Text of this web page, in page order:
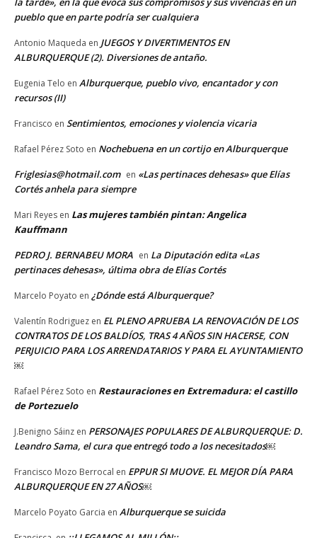
pueblo que en parte podría ser cualquiera
Antonio Maqueda en JUEGOS Y DIVERTIMENTOS EN
ALBURQUERQUE (2). Diversiones de antaño.
Eugenia Telo en Alburquerque, pueblo vivo, encantador y con
recursos (II)
Francisco en Sentimientos, emociones y violencia vicaria
Rafael Pérez Soto en Nochebuena en un cortijo en Alburquerque
Friglesias@hotmail.com en «Las pertinaces dehesas» que Elías
Cortés anhela para siempre
Mari Reyes en Las mujeres también pintan: Angelica
Kauffmann
PEDRO J. BERNABEU MORA en La Diputación edita «Las
pertinaces dehesas», última obra de Elías Cortés
Marcelo Poyato en ¿Dónde está Alburquerque?
Valentín Rodriguez en EL PLENO APRUEBA LA RENOVACIÓN DE LOS
CONTRATOS DE LOS BALDÍOS, TRAS 4 AÑOS SIN HACERSE, CON
PERJUICIO PARA LOS ARRENDATARIOS Y PARA EL AYUNTAMIENTO
￼
Rafael Pérez Soto en Restauraciones en Extremadura: el castillo
de Portezuelo
J.Benigno Sáinz en PERSONAJES POPULARES DE ALBURQUERQUE: D.
Leandro Sama, el cura que entregó todo a los necesitados￼
Francisco Mozo Berrocal en EPPUR SI MUOVE. EL MEJOR DÍA PARA
ALBURQUERQUE EN 27 AÑOS￼
Marcelo Poyato Garcia en Alburquerque se suicida